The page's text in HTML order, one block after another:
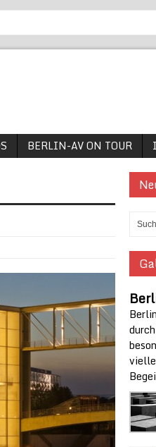
BERLIN-AV ON TOUR